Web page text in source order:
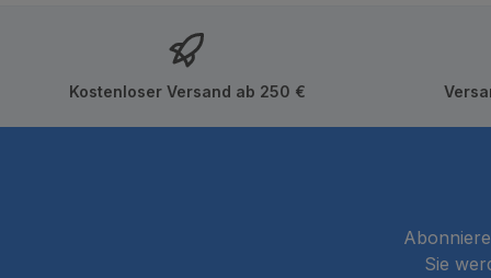
Kostenloser Versand ab 250 €
Sie